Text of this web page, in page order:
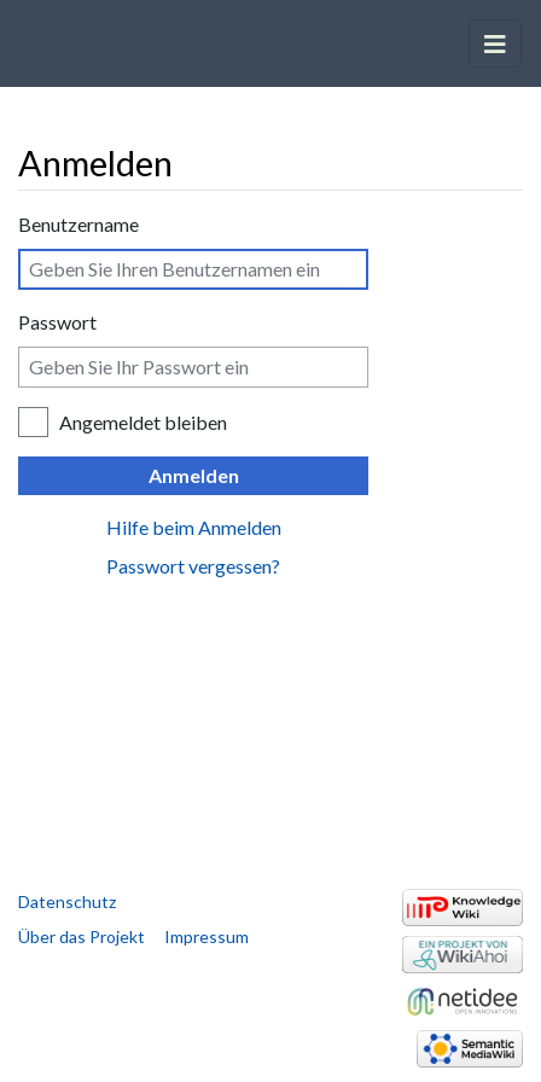
Anmelden
Wechseln zu:Navigation
Benutzername
Passwort
Angemeldet bleiben
Anmelden
Hilfe beim Anmelden
Passwort vergessen?
Datenschutz
Über das Projekt
Impressum